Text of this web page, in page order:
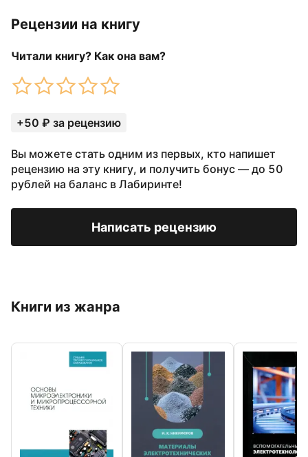
Рецензии на книгу
Читали книгу? Как она вам?
+50 ₽ за рецензию
Вы можете стать одним из первых, кто напишет
рецензию на эту книгу, и получить бонус — до 50
рублей на баланс в Лабиринте!
Написать рецензию
Книги из жанра